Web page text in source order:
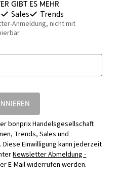
gibt es mehr
Sales Trends
Anmeldung, nicht mit
bonprix Handelsgesellschaft
Trends, Sales und
Einwilligung kann jederzeit
Newsletter Abmeldung -
E-Mail widerrufen werden.